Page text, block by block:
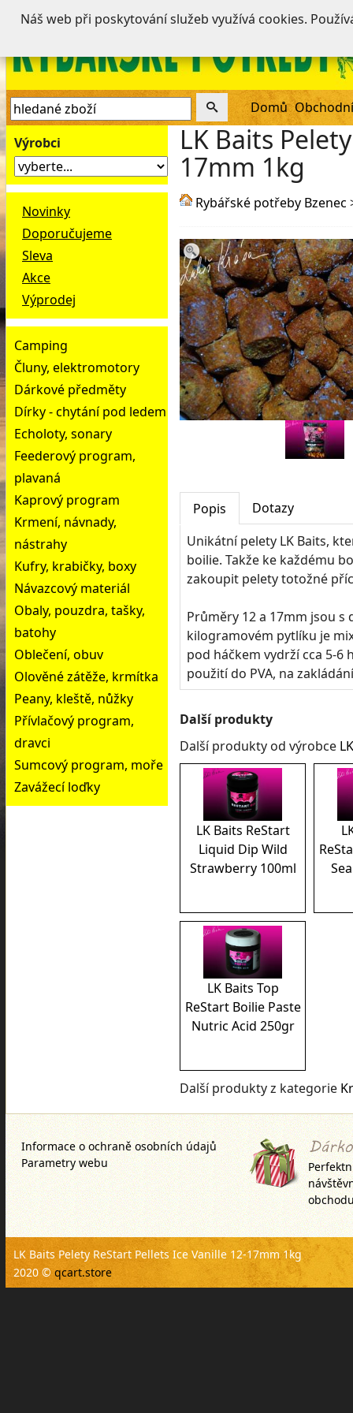
Domů
Výrobci
Novinky
Doporučujeme
Sleva
Akce
Výprodej
Camping
Čluny, elektromotory
Dárkové předměty
Dírky - chytání pod ledem
Echoloty, sonary
Feederový program,
plavaná
Kaprový program
Krmení, návnady,
nástrahy
Kufry, krabičky, boxy
Návazcový materiál
Obaly, pouzdra, tašky,
batohy
Oblečení, obuv
Olověné zátěže, krmítka
Peany, kleště, nůžky
Přívlačový program,
dravci
Sumcový program, moře
Zavážecí loďky
LK Baits
17mm 1kg
Rybářské potřeby Bzenec
Popis
Dotazy
Unikátní pelety LK Baits,
boilie. Takže ke každému
zakoupit pelety totožné
Průměry 12 a 17mm jsou
kilogramovém pytlíku je
pod háčkem vydrží cca 5-6
použití do PVA, na
Další produkty
Další produkty od výrobce
LK Baits ReStart
Liquid Dip Wild
Strawberry 100ml
LK Baits Top
ReStart Boilie Paste
Nutric Acid 250gr
Další produkty z kategorie
Informace o ochraně osobních údajů
Parametry webu
LK Baits Pelety ReStart Pellets Ice Vanille 12-17mm 1kg
2020 © qcart.store
Náš web při poskytování služeb využívá cookies.